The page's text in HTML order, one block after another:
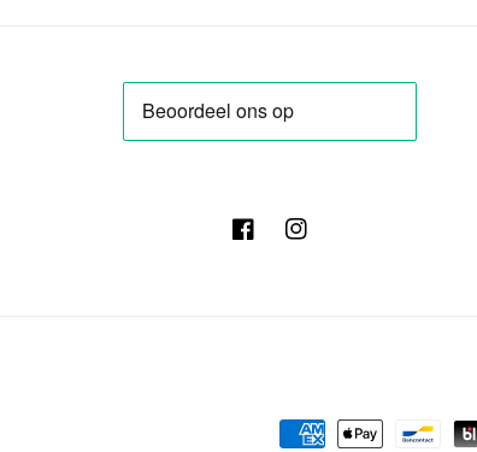
FacebookInstagram
Betaalmethoden